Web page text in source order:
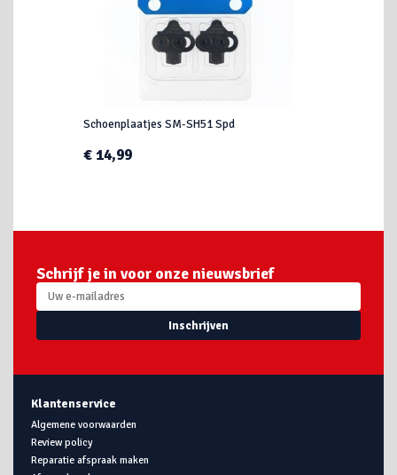
Schoenplaatjes SM-SH51 Spd
€ 14,99
Schrijf je in voor onze nieuwsbrief
Inschrijven
Klantenservice
Algemene voorwaarden
Review policy
Reparatie afspraak maken